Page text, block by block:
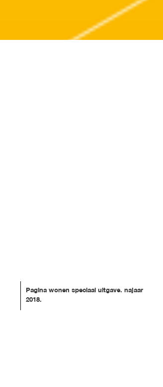
Pagina wonen speciaal uitgave. najaar
2018.